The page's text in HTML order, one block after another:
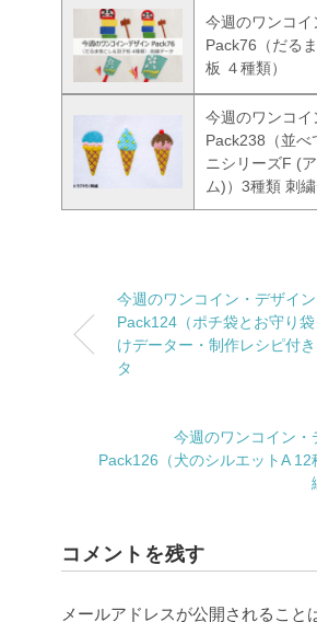
今週のワンコイ
Pack76（だる
板 ４種類）
今週のワンコイ
Pack238（並べ
ニシリーズF (
ム)）3種類 刺
今週のワンコイン・デザイン
Pack124（ポチ袋とお守り
けデーター・制作レシピ付
タ
今週のワンコイン・
Pack126（犬のシルエットA 12
コメントを残す
メールアドレスが公開されること